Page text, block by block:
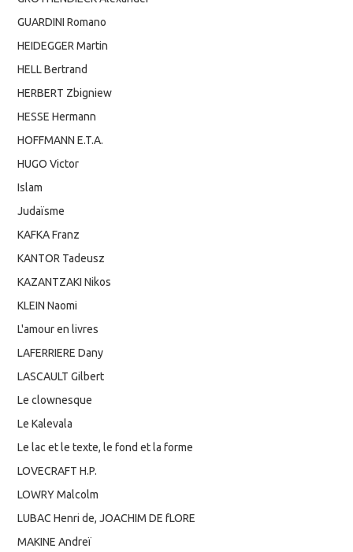
GUARDINI Romano
HEIDEGGER Martin
HELL Bertrand
HERBERT Zbigniew
HESSE Hermann
HOFFMANN E.T.A.
HUGO Victor
Islam
Judaïsme
KAFKA Franz
KANTOR Tadeusz
KAZANTZAKI Nikos
KLEIN Naomi
L'amour en livres
LAFERRIERE Dany
LASCAULT Gilbert
Le clownesque
Le Kalevala
Le lac et le texte, le fond et la forme
LOVECRAFT H.P.
LOWRY Malcolm
LUBAC Henri de, JOACHIM DE fLORE
MAKINE Andreï